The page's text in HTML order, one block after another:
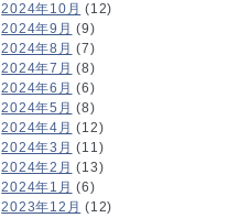
2024年10月 (12)
2024年9月 (9)
2024年8月 (7)
2024年7月 (8)
2024年6月 (6)
2024年5月 (8)
2024年4月 (12)
2024年3月 (11)
2024年2月 (13)
2024年1月 (6)
2023年12月 (12)